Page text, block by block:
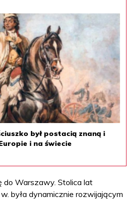
był postacią znaną i
i na świecie
do Warszawy. Stolica lat
była dynamicznie rozwijającym